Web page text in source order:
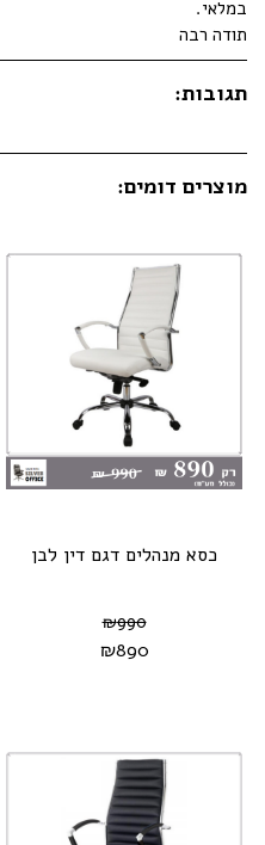
במלאי.
תודה רבה
תגובות:
מוצרים דומים:
כסא מנהלים דגם דין לבן
₪990
₪890